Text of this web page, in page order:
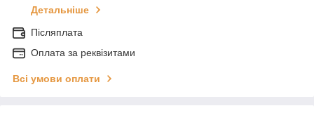
Детальніше
Післяплата
Оплата за реквізитами
Всі умови оплати